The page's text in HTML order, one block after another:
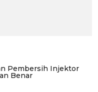
Pembersih Injektor
Benar